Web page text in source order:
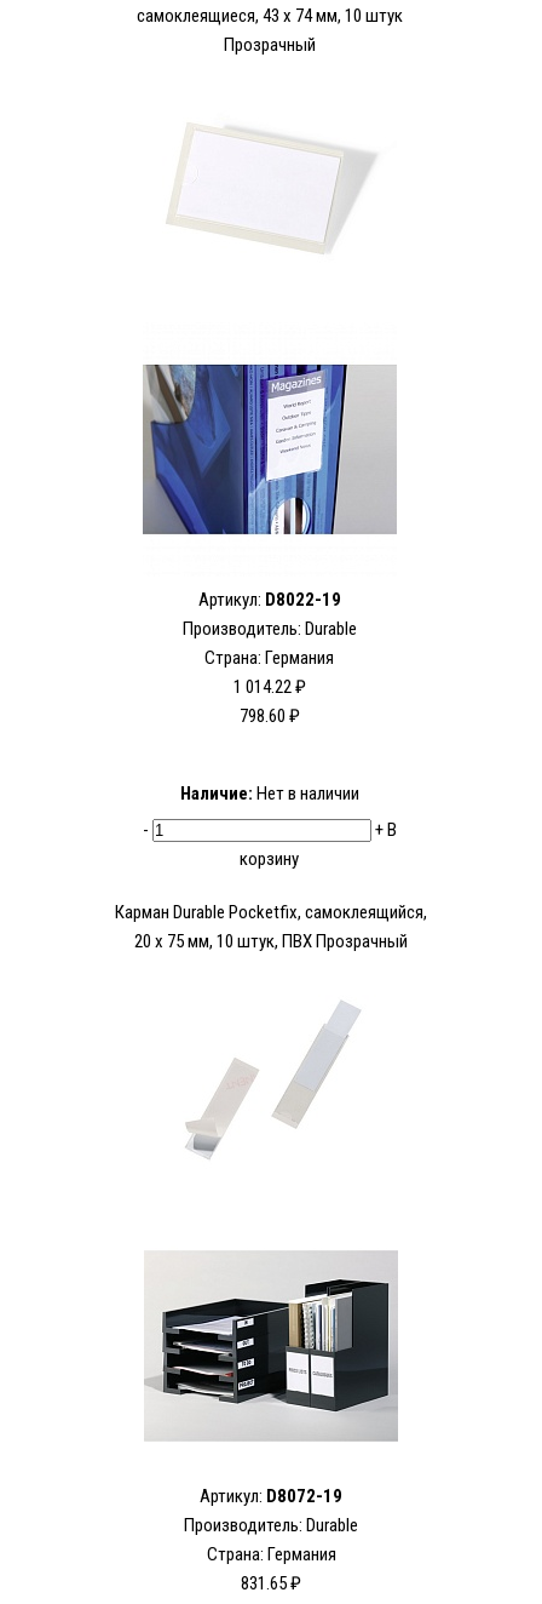
самоклеящиеся, 43 x 74 мм, 10 штук
Прозрачный
Артикул: D8022-19
Производитель: Durable
Страна: Германия
1 014.22 ₽
798.60 ₽
Наличие: Нет в наличии
-
+В
корзину
Карман Durable Pocketfix, самоклеящийся,
20 х 75 мм, 10 штук, ПВХ Прозрачный
Артикул: D8072-19
Производитель: Durable
Страна: Германия
831.65 ₽